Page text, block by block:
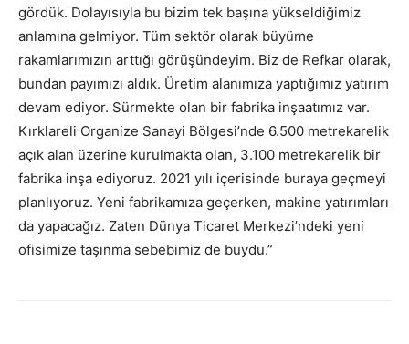
gördük. Dolayısıyla bu bizim tek başına yükseldiğimiz
anlamına gelmiyor. Tüm sektör olarak büyüme
rakamlarımızın arttığı görüşündeyim. Biz de Refkar olarak,
bundan payımızı aldık. Üretim alanımıza yaptığımız yatırım
devam ediyor. Sürmekte olan bir fabrika inşaatımız var.
Kırklareli Organize Sanayi Bölgesi’nde 6.500 metrekarelik
açık alan üzerine kurulmakta olan, 3.100 metrekarelik bir
fabrika inşa ediyoruz. 2021 yılı içerisinde buraya geçmeyi
planlıyoruz. Yeni fabrikamıza geçerken, makine yatırımları
da yapacağız. Zaten Dünya Ticaret Merkezi’ndeki yeni
ofisimize taşınma sebebimiz de buydu.”